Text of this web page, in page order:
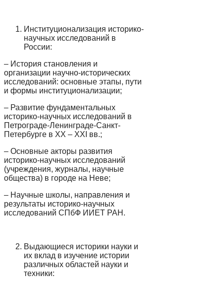
Институционализация историко-
научных исследований в
России:
– История становления и
организации научно-исторических
исследований: основные этапы, пути
и формы институционализации;
– Развитие фундаментальных
историко-научных исследований в
Петрограде-Ленинграде-Санкт-
Петербурге в XX – XXI вв.;
– Основные акторы развития
историко-научных исследований
(учреждения, журналы, научные
общества) в городе на Неве;
– Научные школы, направления и
результаты историко-научных
исследований СПбФ ИИЕТ РАН.
Выдающиеся историки науки и
их вклад в изучение истории
различных областей науки и
техники: